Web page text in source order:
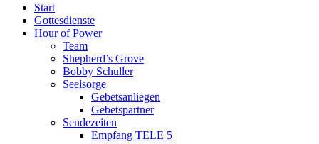
Start
Gottesdienste
Hour of Power
Team
Shepherd’s Grove
Bobby Schuller
Seelsorge
Gebetsanliegen
Gebetspartner
Sendezeiten
Empfang TELE 5